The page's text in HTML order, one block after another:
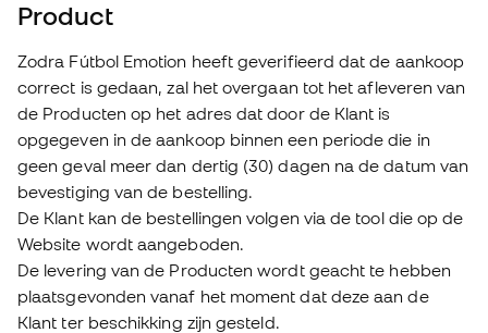
Product
Zodra Fútbol Emotion heeft geverifieerd dat de aankoop
correct is gedaan, zal het overgaan tot het afleveren van
de Producten op het adres dat door de Klant is
opgegeven in de aankoop binnen een periode die in
geen geval meer dan dertig (30) dagen na de datum van
bevestiging van de bestelling.
De Klant kan de bestellingen volgen via de tool die op de
Website wordt aangeboden.
De levering van de Producten wordt geacht te hebben
plaatsgevonden vanaf het moment dat deze aan de
Klant ter beschikking zijn gesteld.